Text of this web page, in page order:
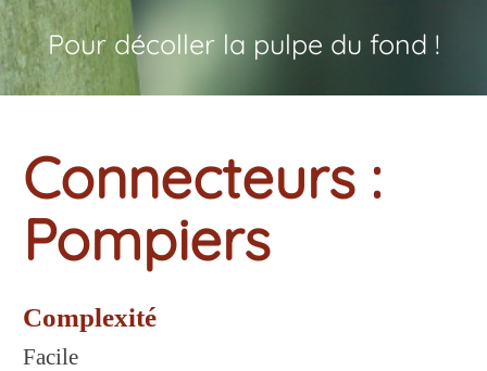
Pour décoller la pulpe du fond !
Connecteurs :
Pompiers
Complexité
Facile